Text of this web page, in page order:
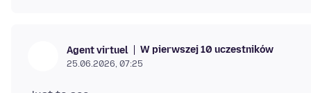
Agent virtuel W pierwszej 10 uczestników
25.06.2026, 07:25